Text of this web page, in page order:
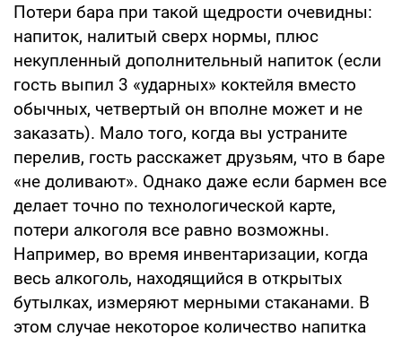
Потери бара при такой щедрости очевидны:
напиток, налитый сверх нормы, плюс
некупленный дополнительный напиток (если
гость выпил 3 «ударных» коктейля вместо
обычных, четвертый он вполне может и не
заказать). Мало того, когда вы устраните
перелив, гость расскажет друзьям, что в баре
«не доливают». Однако даже если бармен все
делает точно по технологической карте,
потери алкоголя все равно возможны.
Например, во время инвентаризации, когда
весь алкоголь, находящийся в открытых
бутылках, измеряют мерными стаканами. В
этом случае некоторое количество напитка